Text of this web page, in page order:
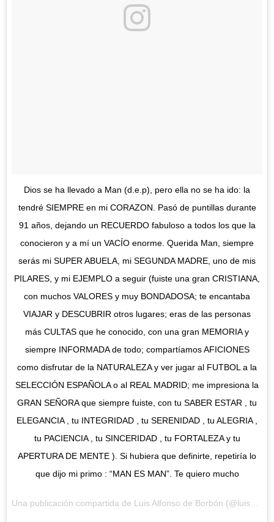
Dios se ha llevado a Man (d.e.p), pero ella no se ha ido: la
tendré SIEMPRE en mi CORAZON. Pasó de puntillas durante
91 años, dejando un RECUERDO fabuloso a todos los que la
conocieron y a mí un VACÍO enorme. Querida Man, siempre
serás mi SUPER ABUELA, mi SEGUNDA MADRE, uno de mis
PILARES, y mi EJEMPLO a seguir (fuiste una gran CRISTIANA,
con muchos VALORES y muy BONDADOSA; te encantaba
VIAJAR y DESCUBRIR otros lugares; eras de las personas
más CULTAS que he conocido, con una gran MEMORIA y
siempre INFORMADA de todo; compartíamos AFICIONES
como disfrutar de la NATURALEZA y ver jugar al FUTBOL a la
SELECCIÓN ESPAÑOLA o al REAL MADRID; me impresiona la
GRAN SEÑORA que siempre fuiste, con tu SABER ESTAR , tu
ELEGANCIA , tu INTEGRIDAD , tu SERENIDAD , tu ALEGRIA ,
tu PACIENCIA , tu SINCERIDAD , tu FORTALEZA y tu
APERTURA DE MENTE ). Si hubiera que definirte, repetiría lo
que dijo mi primo : “MAN ES MAN”. Te quiero mucho
Una publicación compartida de Luis Alfonso de Borbón (@luisalfborbon) el